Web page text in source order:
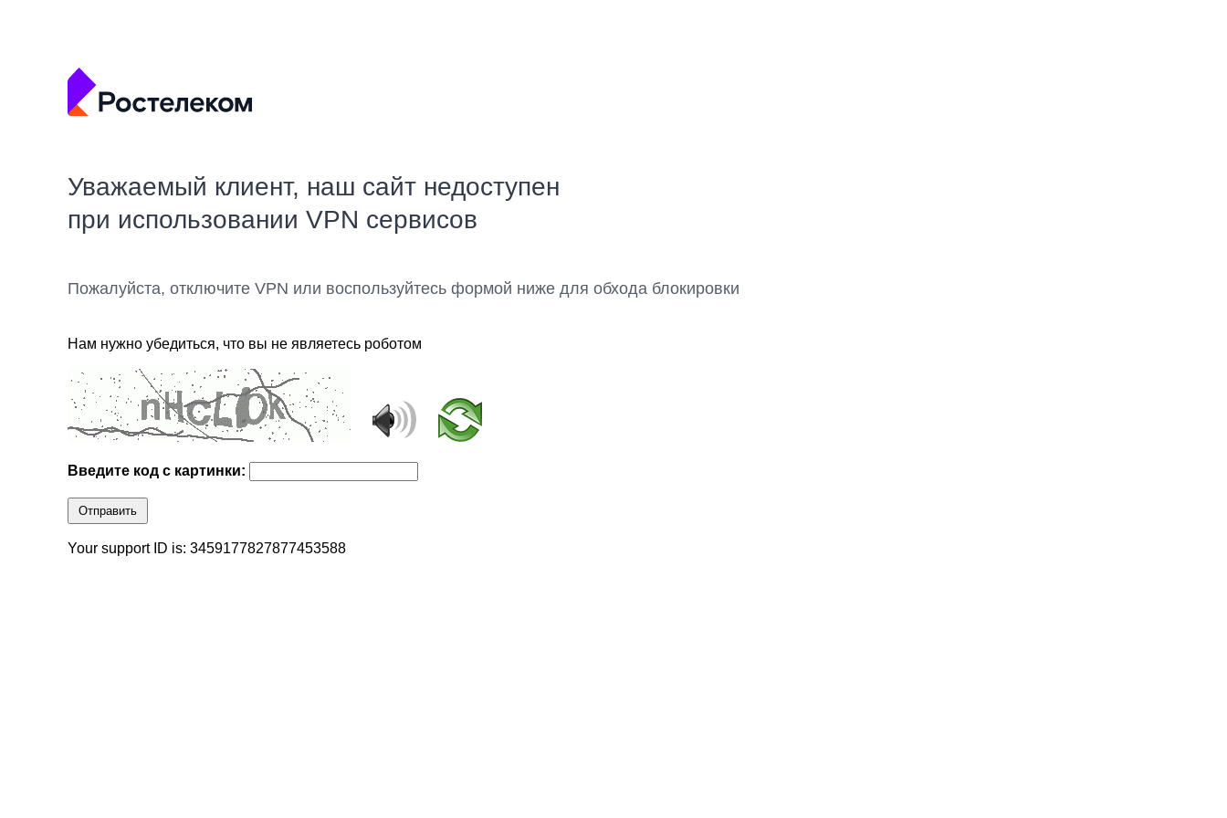
Уважаемый клиент, наш сайт недоступен
при использовании VPN сервисов
Пожалуйста, отключите VPN или воспользуйтесь формой ниже для обхода блокировки
Нам нужно убедиться, что вы не являетесь роботом
Введите код с картинки:
Отправить
Your support ID is: 3459177827877453588